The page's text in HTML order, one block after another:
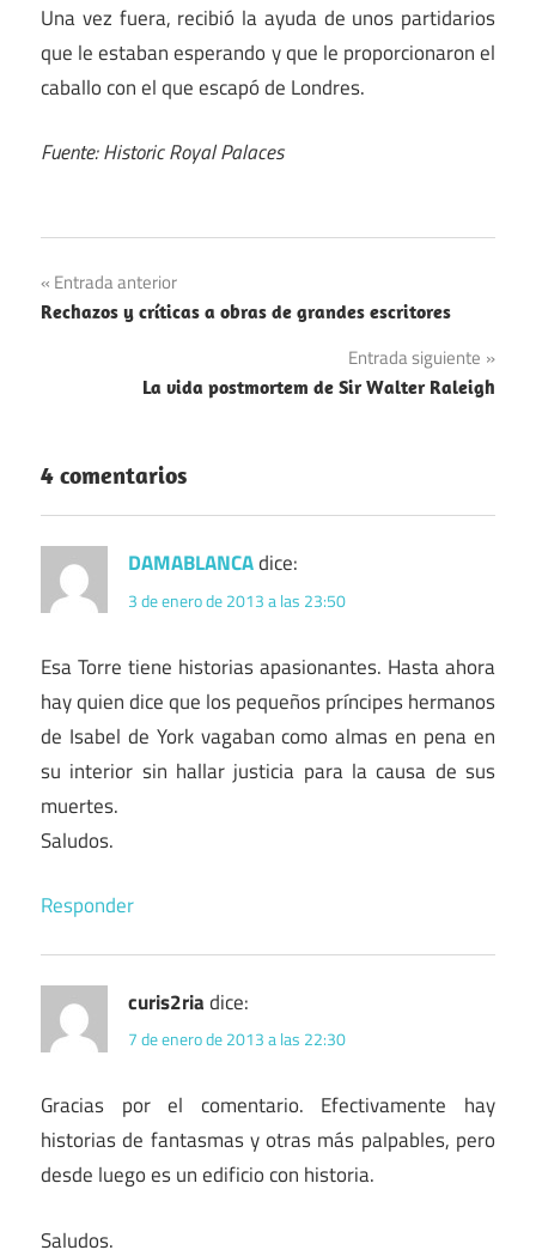
Una vez fuera, recibió la ayuda de unos partidarios
que le estaban esperando y que le proporcionaron el
caballo con el que escapó de Londres.
Fuente: Historic Royal Palaces
Navegación
de
entradas
Entrada anterior
Rechazos y críticas a obras de grandes escritores
Entrada siguiente
La vida postmortem de Sir Walter Raleigh
4 comentarios
DAMABLANCAdice:
3 de enero de 2013 a las 23:50
Esa Torre tiene historias apasionantes. Hasta ahora
hay quien dice que los pequeños príncipes hermanos
de Isabel de York vagaban como almas en pena en
su interior sin hallar justicia para la causa de sus
muertes.
Saludos.
Responder
curis2riadice:
7 de enero de 2013 a las 22:30
Gracias por el comentario. Efectivamente hay
historias de fantasmas y otras más palpables, pero
desde luego es un edificio con historia.
Saludos.